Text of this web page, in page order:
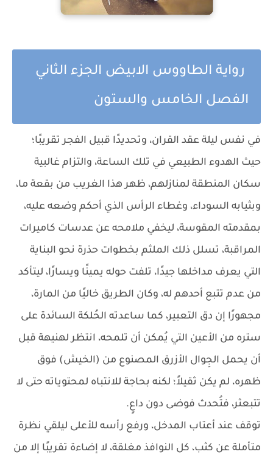
رواية الطاووس الابيض الجزء الثاني
الفصل الخامس والستون
في نفس ليلة عقد القران، وتحديدًا قبيل الفجر تقريبًا؛
حيث الهدوء الطبيعي في تلك الساعة، والتزام غالبية
سكان المنطقة لمنازلهم، ظهر هذا الغريب من بقعة ما،
وبثيابه السوداء، وغطاء الرأس الذي أحكم وضعه عليه،
بمقدمته المقوسة، ليخفي ملامحه عن عدسات كاميرات
المراقبة، تسلل ذلك الملثم بخطوات حذرة نحو البناية
التي يعرف مداخلها جيدًا، تلفت حوله يمينًا ويسارًا، ليتأكد
من عدم تتبع أحدهم له، وكان الطريق خاليًا من المارة،
مجهورًا إن دق التعبير، كما ساعدته الحُلكة السائدة على
ستره من الأعين التي يُمكن أن تلمحه، انتظر لهنيهة قبل
أن يحمل الجِوال الأزرق المصنوع من (الخيش) فوق
ظهره، لم يكن ثقيلاً؛ لكنه بحاجة للانتباه لمحتوياته حتى لا
تتبعثر، فتُحدث فوضى دون داعٍ.
توقف عند أعتاب المدخل، ورفع رأسه للأعلى ليلقي نظرة
متأملة عن كثب، كل النوافذ مغلقة، لا إضاءة تقريبًا إلا من